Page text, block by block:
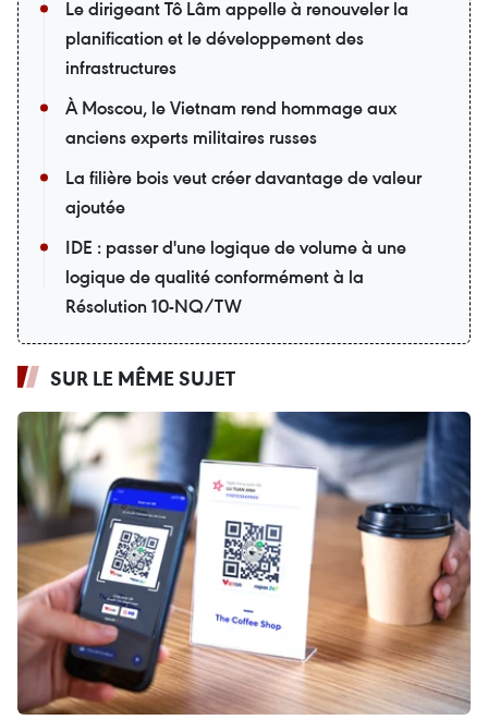
Le dirigeant Tô Lâm appelle à renouveler la
planification et le développement des
infrastructures
À Moscou, le Vietnam rend hommage aux
anciens experts militaires russes
La filière bois veut créer davantage de valeur
ajoutée
IDE : passer d'une logique de volume à une
logique de qualité conformément à la
Résolution 10-NQ/TW
SUR LE MÊME SUJET